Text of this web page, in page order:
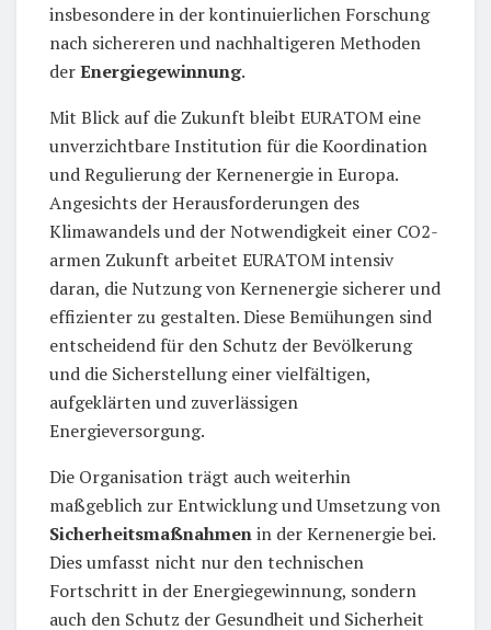
insbesondere in der kontinuierlichen Forschung
nach sichereren und nachhaltigeren Methoden
derEnergiegewinnung.
Mit Blick auf die Zukunft bleibt EURATOM eine
unverzichtbare Institution für die Koordination
und Regulierung der Kernenergie in Europa.
Angesichts der Herausforderungen des
Klimawandels und der Notwendigkeit einer CO2-
armen Zukunft arbeitet EURATOM intensiv
daran, die Nutzung von Kernenergie sicherer und
effizienter zu gestalten. Diese Bemühungen sind
entscheidend für den Schutz der Bevölkerung
und die Sicherstellung einer vielfältigen,
aufgeklärten und zuverlässigen
Energieversorgung.
Die Organisation trägt auch weiterhin
maßgeblich zur Entwicklung und Umsetzung von
Sicherheitsmaßnahmenin der Kernenergie bei.
Dies umfasst nicht nur den technischen
Fortschritt in der Energiegewinnung, sondern
auch den Schutz der Gesundheit und Sicherheit